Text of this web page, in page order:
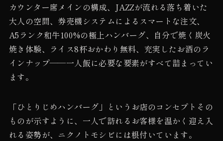
カウンター席メインの構成、JAZZが流れる落ち着いた
大人の空間、券売機システムによるスマートな注文、
A5ランク和牛100%の極上ハンバーグ、自分で焼く炭火
焼き体験、ライス8杯おかわり無料、充実したお酒のラ
インナップ——一人飯に必要な要素がすべて詰まってい
ます。
「ひとりじめハンバーグ」というお店のコンセプトその
ものが示すように、一人で訪れるお客様を温かく迎え入
れる姿勢が、ニクノトモシビには根付いています。